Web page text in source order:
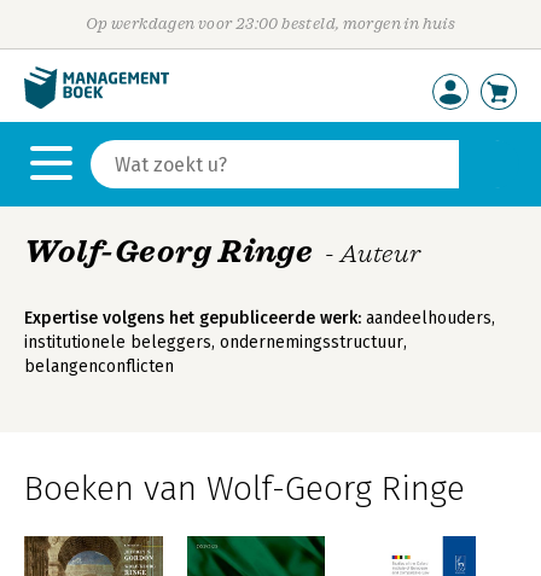
Op werkdagen voor 23:00 besteld, morgen in huis
Wolf-Georg Ringe - Auteur
Expertise volgens het gepubliceerde werk: aandeelhouders,
institutionele beleggers, ondernemingsstructuur,
belangenconflicten
Boeken van Wolf-Georg Ringe